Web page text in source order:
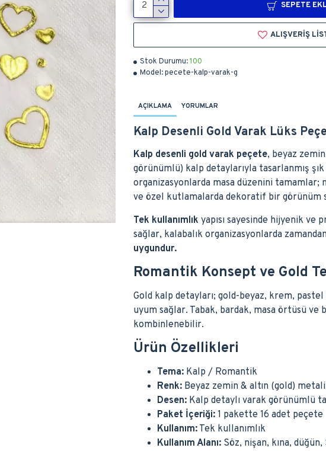
Stok Durumu:100
Model:pecete-kalp-varak-g
SEPETE
ALIŞVERIŞ
AÇIKLAMA YORUMLAR
Kalp Desenli Gold Varak Lüks
Kalp desenli gold varak peçete, beyaz
görünümlü) kalp detaylarıyla tasarlanmış
organizasyonlarda masa düzenini tamamlar;
ve özel kutlamalarda dekoratif bir görünüm
Tek kullanımlık yapısı sayesinde hijyenik ve
sağlar, kalabalık organizasyonlarda
uygundur.
Romantik Konsept ve Gold
Gold kalp detayları; gold-beyaz, krem,
uyum sağlar. Tabak, bardak, masa örtüsü
kombinlenebilir.
Ürün Özellikleri
Tema: Kalp / Romantik
Renk: Beyaz zemin & altın (gold)
Desen: Kalp detaylı varak görünümlü
Paket İçeriği: 1 pakette 16 adet peçete
Kullanım: Tek kullanımlık
Kullanım Alanı: Söz, nişan, kına,